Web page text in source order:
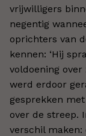
vrijwilligers
negentig
oprichters van
kennen: ‘Hij
voldoening
werd erdoor
gesprekken
over de streep.
verschil